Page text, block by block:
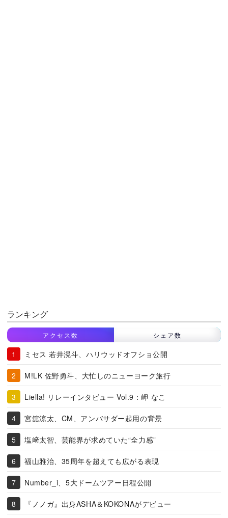
ランキング
アクセス数 シェア数
ミセス 若井滉斗、ハリウッドオフショ公開
M!LK 佐野勇斗、大忙しのニューヨーク旅行
Liella! リレーインタビュー Vol.9：岬 なこ
宮舘涼太、CM、アンバサダー起用の背景
塩﨑太智、芸能界が求めていた“全力感”
福山雅治、35周年を超えても広がる表現
Number_i、5大ドームツアー日程公開
『ノノガ』出身ASHA＆KOKONAがデビュー